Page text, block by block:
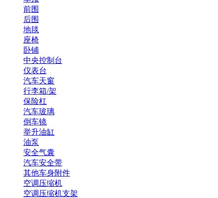
前围
后围
地毯
座椅
卧铺
中央控制台
仪表台
汽车天窗
行李箱/架
保险杠
汽车玻璃
倒车镜
举升油缸
油泵
安全气囊
汽车安全带
其他车身附件
空调压缩机
空调压缩机支架